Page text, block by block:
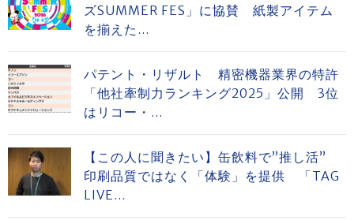
ズSUMMER FES」に協賛 紙製アイテム
を揃えた...
パテント・リザルト 精密機器業界の特許
「他社牽制力ランキング2025」公開 3位
はリコー・...
【この人に聞きたい】缶飲料で”推し活”
印刷品質ではなく「体験」を提供 「TAG
LIVE...